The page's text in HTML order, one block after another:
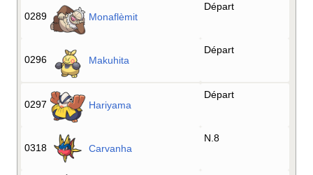
0289 Monaflèmit
Départ
0296 Makuhita
Départ
0297 Hariyama
Départ
0318 Carvanha
N.8